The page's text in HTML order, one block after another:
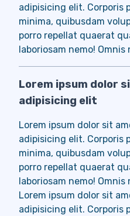
adipisicing elit. Corporis
minima, quibusdam
porro repellat quaerat
laboriosam nemo!
Lorem ipsum dolor
adipisicing elit
Lorem ipsum dolor sit
adipisicing elit. Corporis
minima, quibusdam
porro repellat quaerat
laboriosam nemo!
Lorem ipsum dolor sit
adipisicing elit. Corporis